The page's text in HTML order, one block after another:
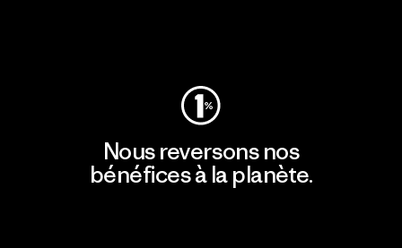
Nous reversons nos
bénéfices à la planète.